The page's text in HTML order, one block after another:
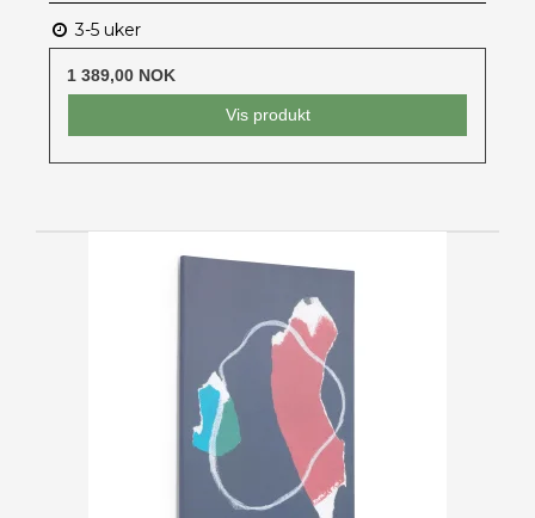
3-5 uker
1 389,00 NOK
Vis produkt